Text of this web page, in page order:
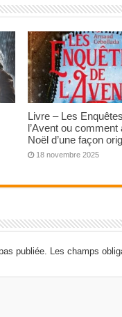
Livre – Les
l’Avent ou comment
Noël d’une façon
18 novembre 2025
publiée. Les champs